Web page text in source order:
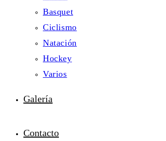
Basquet
Ciclismo
Natación
Hockey
Varios
Galería
Contacto